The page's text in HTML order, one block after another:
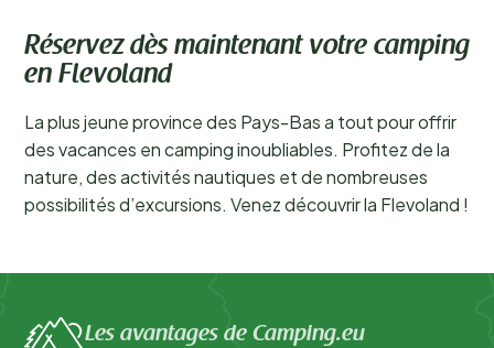
Réservez dès maintenant votre camping
en Flevoland
La plus jeune province des Pays-Bas a tout pour offrir
des vacances en camping inoubliables. Profitez de la
nature, des activités nautiques et de nombreuses
possibilités d’excursions. Venez découvrir la Flevoland !
Les avantages de Camping.eu